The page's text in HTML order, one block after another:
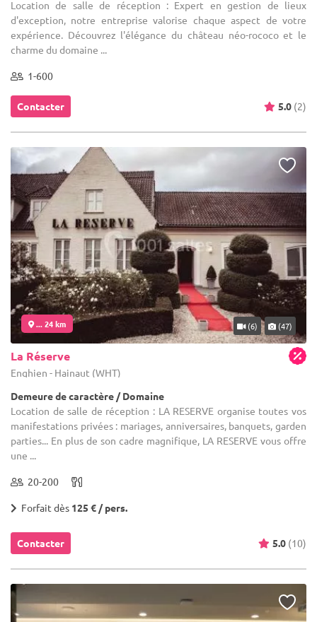
Location de salle de réception : Expert en gestion de lieux
d'exception, notre entreprise valorise chaque aspect de votre
expérience. Découvrez l'élégance du château néo-rococo et le
charme du domaine ...
1-600
Contacter 5.0 (2)
... 24 km (6) (47)
La Réserve
Enghien - Hainaut (WHT)
Demeure de caractère / Domaine
Location de salle de réception : LA RESERVE organise toutes vos
manifestations privées : mariages, anniversaires, banquets, garden
parties... En plus de son cadre magnifique, LA RESERVE vous offre
une ...
20-200
Forfait dès 125 € / pers.
Contacter 5.0 (10)